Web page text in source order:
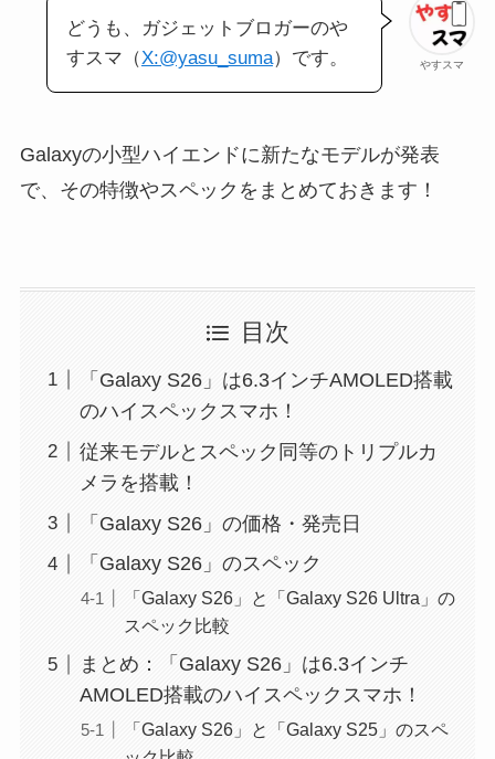
やすスマ
どうも、ガジェットブロガーのや
すスマ（X:@yasu_suma）です。
Galaxyの小型ハイエンドに新たなモデルが発表
で、その特徴やスペックをまとめておきます！
目次
「Galaxy S26」は6.3インチAMOLED搭載
のハイスペックスマホ！
従来モデルとスペック同等のトリプルカ
メラを搭載！
「Galaxy S26」の価格・発売日
「Galaxy S26」のスペック
「Galaxy S26」と「Galaxy S26 Ultra」の
スペック比較
まとめ：「Galaxy S26」は6.3インチ
AMOLED搭載のハイスペックスマホ！
「Galaxy S26」と「Galaxy S25」のスペ